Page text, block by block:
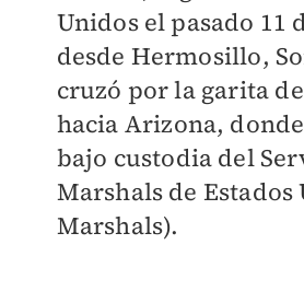
Unidos el pasado 11
desde Hermosillo,
cruzó por la garita
hacia Arizona,
bajo custodia del
Marshals de Estados
Marshals).